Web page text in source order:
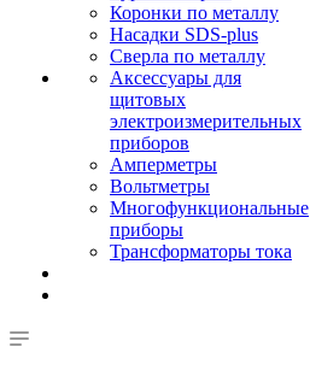
Коронки по металлу
Насадки SDS-plus
Сверла по металлу
Аксессуары для
щитовых
электроизмерительных
приборов
Амперметры
Вольтметры
Многофункциональные
приборы
Трансформаторы тока